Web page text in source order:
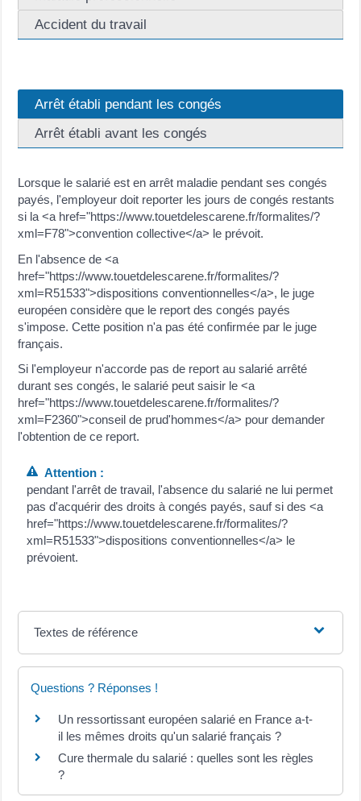
Accident du travail
Arrêt établi pendant les congés
Arrêt établi avant les congés
Lorsque le salarié est en arrêt maladie pendant ses congés
payés, l'employeur doit reporter les jours de congés restants
si la <a href="https://www.touetdelescarene.fr/formalites/?
xml=F78">convention collective</a> le prévoit.
En l'absence de <a
href="https://www.touetdelescarene.fr/formalites/?
xml=R51533">dispositions conventionnelles</a>, le juge
européen considère que le report des congés payés
s'impose. Cette position n'a pas été confirmée par le juge
français.
Si l'employeur n'accorde pas de report au salarié arrêté
durant ses congés, le salarié peut saisir le <a
href="https://www.touetdelescarene.fr/formalites/?
xml=F2360">conseil de prud'hommes</a> pour demander
l'obtention de ce report.
Attention :
pendant l'arrêt de travail, l'absence du salarié ne lui permet
pas d'acquérir des droits à congés payés, sauf si des <a
href="https://www.touetdelescarene.fr/formalites/?
xml=R51533">dispositions conventionnelles</a> le
prévoient.
Textes de référence
Questions ? Réponses !
Un ressortissant européen salarié en France a-t-
il les mêmes droits qu'un salarié français ?
Cure thermale du salarié : quelles sont les règles
?